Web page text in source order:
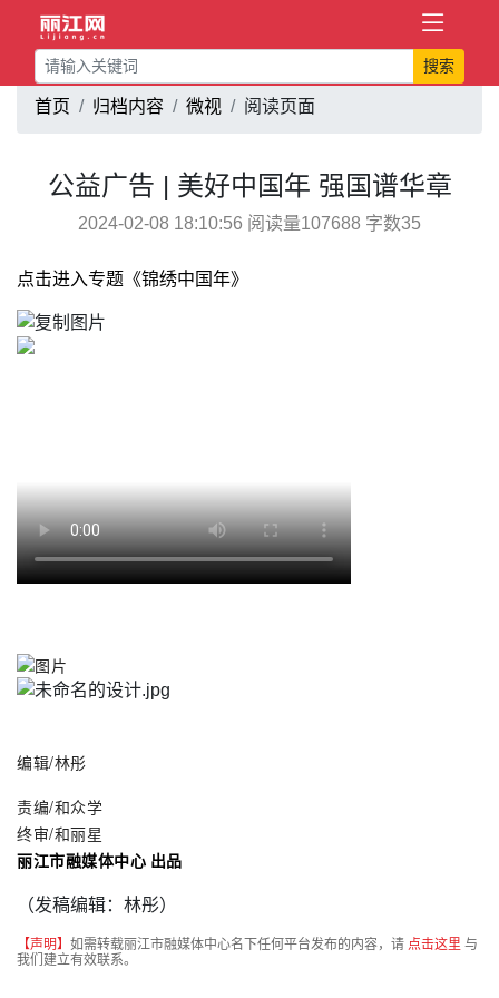
搜索
首页 归档内容 微视 阅读页面
公益广告 | 美好中国年 强国谱华章
2024-02-08 18:10:56 阅读量107688 字数35
点击进入专题《锦绣中国年》
编辑/林彤
责编/和众学
终审/和丽星
丽江市融媒体中心 出品
（发稿编辑：林彤）
【声明】 如需转载丽江市融媒体中心名下任何平台发布的内容，请 点击这里 与
我们建立有效联系。